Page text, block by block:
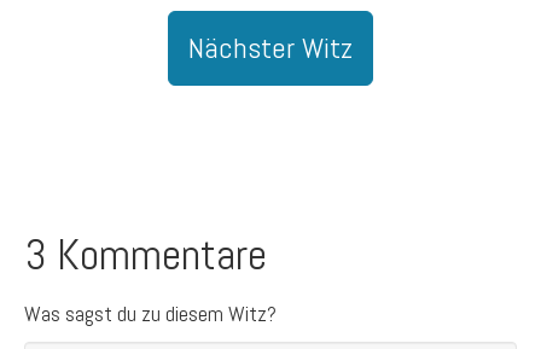
Nächster Witz
3 Kommentare
Was sagst du zu diesem Witz?